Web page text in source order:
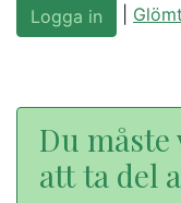
Du
att ta del